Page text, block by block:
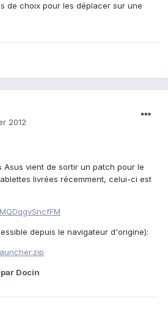
de choix pour les déplacer sur une
2012
Asus vient de sortir un patch pour le
livrées récemment, celui-ci est
depuis le navigateur d'origine):
par Docin